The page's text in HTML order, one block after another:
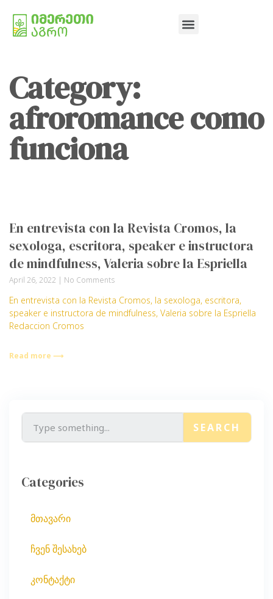
Category:
afroromance como
funciona
En entrevista con la Revista Cromos, la
sexologa, escritora, speaker e instructora
de mindfulness, Valeria sobre la Espriella
April 26, 2022 No Comments
En entrevista con la Revista Cromos, la sexologa, escritora,
speaker e instructora de mindfulness, Valeria sobre la Espriella
Redaccion Cromos
Read more ⟶
SEARCH
Categories
მთავარი
ჩვენ შესახებ
კონტაქტი